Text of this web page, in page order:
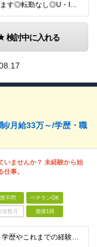
◎勤務地は希望を考慮します◎転勤なし◎U・Iターン歓迎 【本社】 大阪府大阪市西区京町堀１丁目１８−１５ 藤原ビル 2F ■以下、全国の各支店 ◎東北・関東エリア：仙台・千葉・東京第一（上野）・東
検討中に入れる
/月給33万～/学歴・職
いませんか？ 未経験から始
仕事。
不問 ベテランOK
複数月 面接1回
職種・業界未経験歓迎！ 学歴やこれまでの経験は一切問いません。40代以上のスタッフも多数活躍中です。 ■普通自動車免許をお持ちの方（AT限定可） 【以下のような方にピッタリ！】 ・人の笑顔が見たい